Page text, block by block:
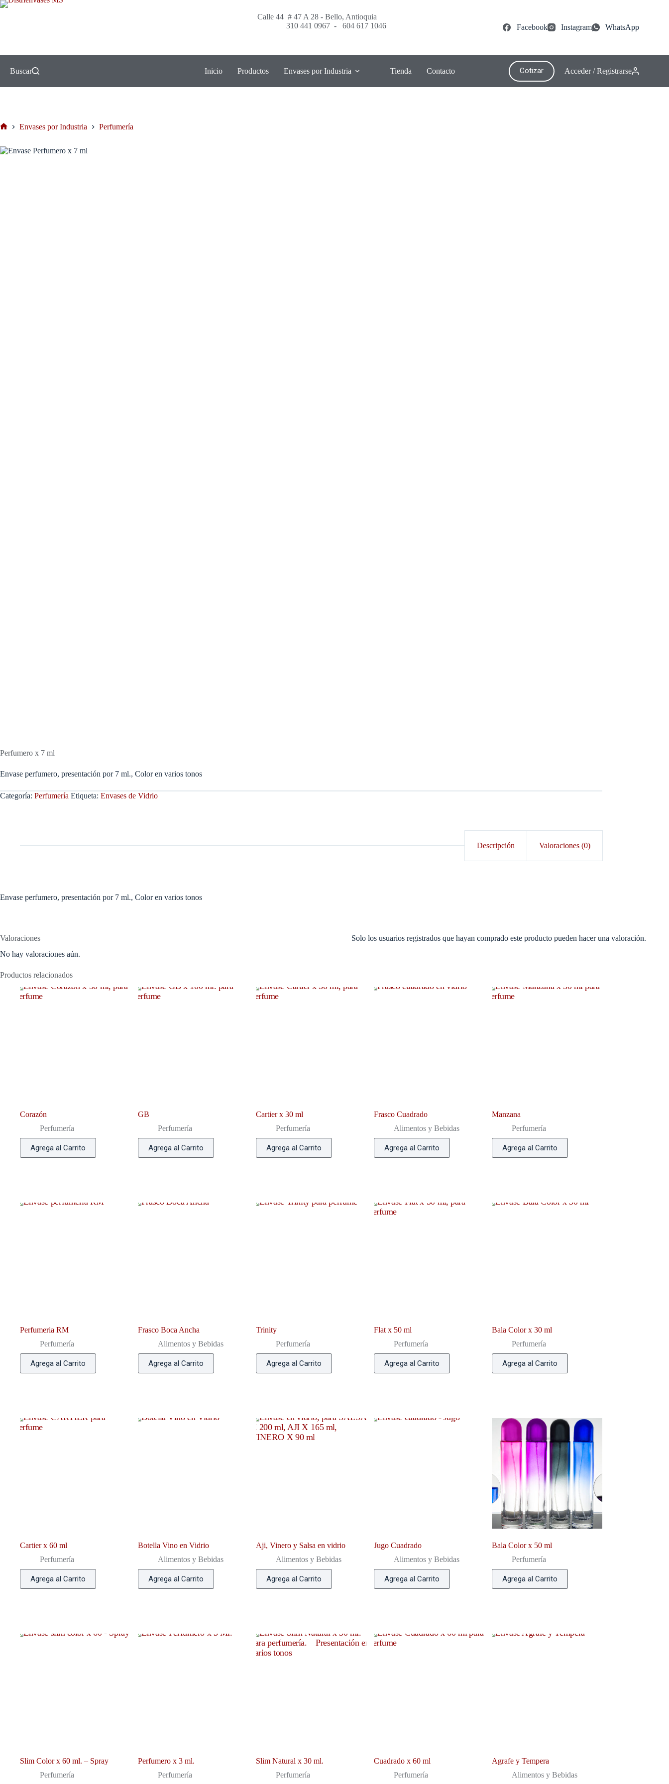
Calle 44 # 47 A 28 - Bello, Antioquia
310 441 0967- 604 617 1046 Facebook Instagram WhatsApp
Buscar Inicio Productos Envases por Industria Tienda Contacto Cotizar Acceder / Registrarse
Envases por Industria Perfumería
Perfumero x 7 ml
Envase perfumero, presentación por 7 ml., Color en varios tonos
Categoría: Perfumería Etiqueta: Envases de Vidrio
Descripción Valoraciones (0)
Envase perfumero, presentación por 7 ml., Color en varios tonos
Valoraciones
No hay valoraciones aún.
Solo los usuarios registrados que hayan comprado este producto pueden hacer una valoración.
Productos relacionados
Corazón
Perfumería
Agrega al Carrito
GB
Perfumería
Agrega al Carrito
Cartier x 30 ml
Perfumería
Agrega al Carrito
Frasco Cuadrado
Alimentos y Bebidas
Agrega al Carrito
Manzana
Perfumería
Agrega al Carrito
Perfumeria RM
Perfumería
Agrega al Carrito
Frasco Boca Ancha
Alimentos y Bebidas
Agrega al Carrito
Trinity
Perfumería
Agrega al Carrito
Flat x 50 ml
Perfumería
Agrega al Carrito
Bala Color x 30 ml
Perfumería
Agrega al Carrito
Cartier x 60 ml
Perfumería
Agrega al Carrito
Botella Vino en Vidrio
Alimentos y Bebidas
Agrega al Carrito
Aji, Vinero y Salsa en vidrio
Alimentos y Bebidas
Agrega al Carrito
Jugo Cuadrado
Alimentos y Bebidas
Agrega al Carrito
Bala Color x 50 ml
Perfumería
Agrega al Carrito
Slim Color x 60 ml. – Spray
Perfumería
Perfumero x 3 ml.
Perfumería
Slim Natural x 30 ml.
Perfumería
Cuadrado x 60 ml
Perfumería
Agrafe y Tempera
Alimentos y Bebidas